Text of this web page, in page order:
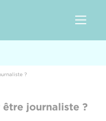
?
journaliste ?